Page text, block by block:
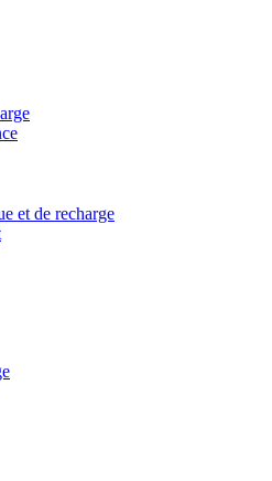
et de recharge